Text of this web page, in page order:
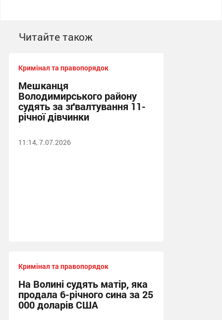
Читайте також
Кримінал та правопорядок
Мешканця
Володимирського району
судять за зґвалтування 11-
річної дівчинки
11:14, 7.07.2026
Кримінал та правопорядок
На Волині судять матір, яка
продала 6-річного сина за 25
000 доларів США